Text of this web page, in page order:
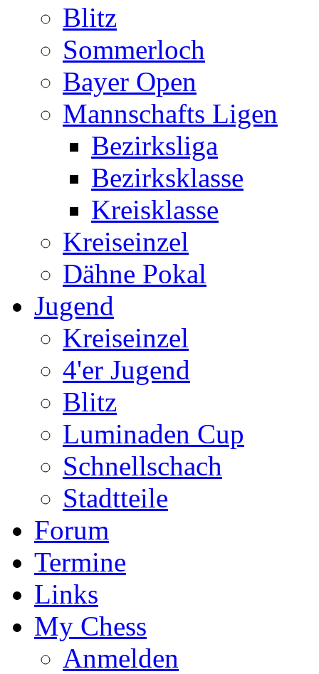
Blitz
Sommerloch
Bayer Open
Mannschafts Ligen
Bezirksliga
Bezirksklasse
Kreisklasse
Kreiseinzel
Dähne Pokal
Jugend
Kreiseinzel
4'er Jugend
Blitz
Luminaden Cup
Schnellschach
Stadtteile
Forum
Termine
Links
My Chess
Anmelden